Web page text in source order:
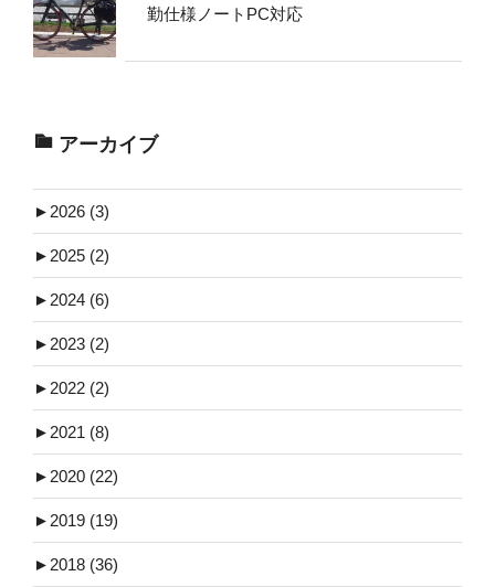
勤仕様ノートPC対応
アーカイブ
► 2026 (3)
► 2025 (2)
► 2024 (6)
► 2023 (2)
► 2022 (2)
► 2021 (8)
► 2020 (22)
► 2019 (19)
► 2018 (36)